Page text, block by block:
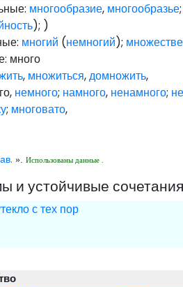
многообразие, многообразье
); )
многий (немногий);
много
, множиться,домножить,
, немного; намного, ненамного;
; многовато,
».Использованы данные .
и устойчивые
с тех пор